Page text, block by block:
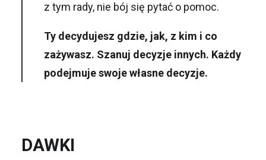
z tym rady, nie bój się pytać o pomoc.
Ty decydujesz gdzie, jak, z kim i co
zażywasz. Szanuj decyzje innych. Każdy
podejmuje swoje własne decyzje.
DAWKI